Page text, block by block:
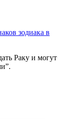
зодиака в
Раку и могут